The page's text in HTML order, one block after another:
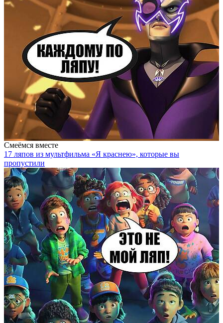
Смеёмся вместе
17 ляпов из мультфильма «Я краснею», которые вы
пропустили